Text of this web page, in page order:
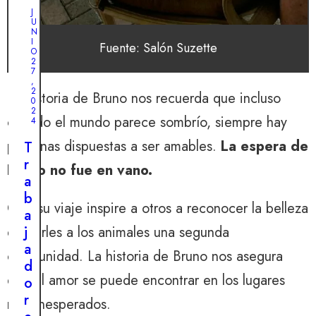
Fuente: Salón Suzette
La historia de Bruno nos recuerda que incluso
cuando el mundo parece sombrío, siempre hay
personas dispuestas a ser amables. La espera de
Bruno no fue en vano.
Que su viaje inspire a otros a reconocer la belleza
de darles a los animales una segunda
oportunidad. La historia de Bruno nos asegura
que el amor se puede encontrar en los lugares
más inesperados.
M
B
R
E
4
,
2
0
2
4
a
s
e
ñ
a
l
i
n
e
s
C
T
U
B
R
E
2
,
2
0
2
L
a
s
i
n
c
e
r
a
h
J
U
N
I
O
2
7
,
2
0
2
4
T
r
a
b
a
j
a
d
o
r